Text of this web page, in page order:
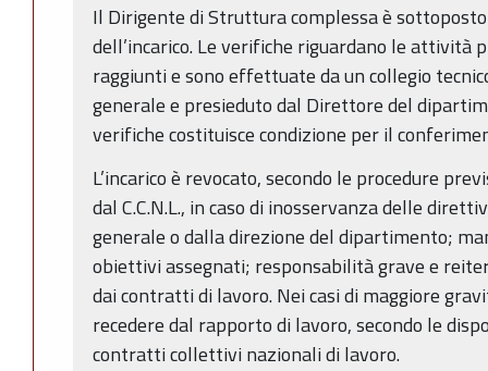
Il Dirigente di Struttura complessa è
dell’incarico. Le verifiche riguardano le
raggiunti e sono effettuate da un collegio
generale e presieduto dal Direttore del
verifiche costituisce condizione per il
L’incarico è revocato, secondo le procedure
dal C.C.N.L., in caso di inosservanza delle
generale o dalla direzione del dipartimento;
obiettivi assegnati; responsabilità grave e
dai contratti di lavoro. Nei casi di maggiore
recedere dal rapporto di lavoro, secondo le
contratti collettivi nazionali di lavoro.